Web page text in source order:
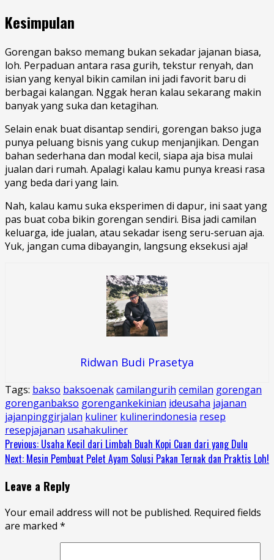
Kesimpulan
Gorengan bakso memang bukan sekadar jajanan biasa,
loh. Perpaduan antara rasa gurih, tekstur renyah, dan
isian yang kenyal bikin camilan ini jadi favorit baru di
berbagai kalangan. Nggak heran kalau sekarang makin
banyak yang suka dan ketagihan.
Selain enak buat disantap sendiri, gorengan bakso juga
punya peluang bisnis yang cukup menjanjikan. Dengan
bahan sederhana dan modal kecil, siapa aja bisa mulai
jualan dari rumah. Apalagi kalau kamu punya kreasi rasa
yang beda dari yang lain.
Nah, kalau kamu suka eksperimen di dapur, ini saat yang
pas buat coba bikin gorengan sendiri. Bisa jadi camilan
keluarga, ide jualan, atau sekadar iseng seru-seruan aja.
Yuk, jangan cuma dibayangin, langsung eksekusi aja!
Ridwan Budi Prasetya
Tags: bakso baksoenakcamilangurih cemilan gorengan
gorenganbakso gorengankekinian ideusaha jajanan
jajanpinggirjalan kuliner kulinerindonesia resep
resepjajanan usahakuliner
Continue
Reading
Previous: Usaha Kecil dari Limbah Buah Kopi Cuan dari yang Dulu
Next: Mesin Pembuat Pelet Ayam Solusi Pakan Ternak dan Praktis Loh!
Leave a Reply
Your email address will not be published. Required fields
are marked *